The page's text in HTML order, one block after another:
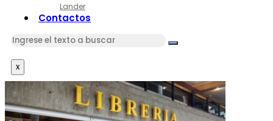
Lander
Contactos
x